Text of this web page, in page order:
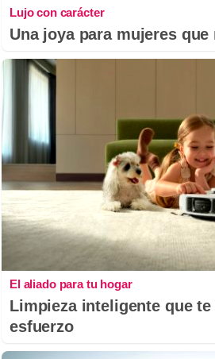
Lujo con carácter
Una joya para mujeres
El aliado para tu hogar
Limpieza inteligente que
esfuerzo